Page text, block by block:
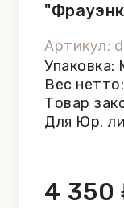
Артикул:
Упаковка:
Вес
Товар
Для Юр.
4 350